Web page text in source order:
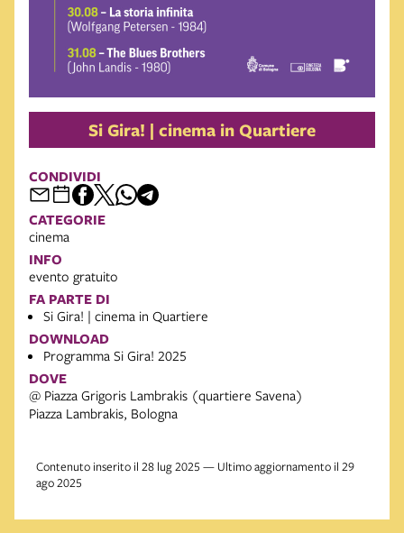
Si Gira! | cinema in Quartiere
CONDIVIDI
CATEGORIE
cinema
INFO
evento gratuito
FA PARTE DI
Si Gira! | cinema in Quartiere
DOWNLOAD
Programma Si Gira! 2025
DOVE
@ Piazza Grigoris Lambrakis (quartiere Savena)
Piazza Lambrakis, Bologna
Contenuto inserito il 28 lug 2025 — Ultimo aggiornamento il 29
ago 2025